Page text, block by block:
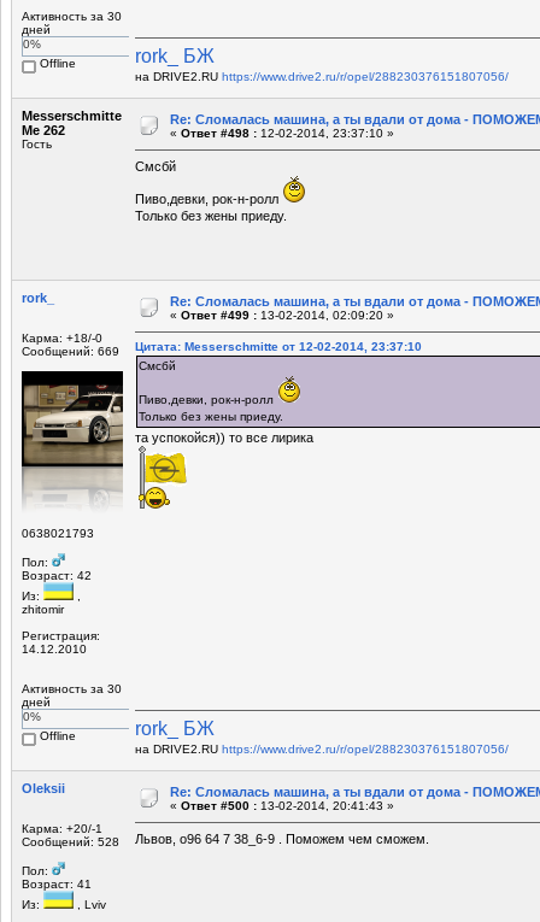
Активность за 30
дней
0%
Offline
rork_ БЖ
на DRIVE2.RU https://www.drive2.ru/r/opel/288230376151807056/
Messerschmitte
Me 262
Гость
Re: Сломалась машина, а ты вдали от дома -
« Ответ #498 : 12-02-2014, 23:37:10 »
Смсбй
Пиво,девки, рок-н-ролл
Только без жены приеду.
rork_
Карма: +18/-0
Сообщений: 669
0638021793
Пол:
Возраст: 42
Из:
zhitomir
Регистрация:
14.12.2010
Активность за 30
дней
0%
Offline
Re: Сломалась машина, а ты вдали от дома -
« Ответ #499 : 13-02-2014, 02:09:20 »
Цитата: Messerschmitte от 12-02-2014, 23:37:10
Смсбй
Пиво,девки, рок-н-ролл
Только без жены приеду.
та успокойся)) то все лирика
rork_ БЖ
на DRIVE2.RU https://www.drive2.ru/r/opel/288230376151807056/
Oleksii
Карма: +20/-1
Сообщений: 528
Пол:
Возраст: 41
Из:
, Lviv
Re: Сломалась машина, а ты вдали от дома -
« Ответ #500 : 13-02-2014, 20:41:43 »
Львов, о96 64 7 38_6-9 . Поможем чем сможем.